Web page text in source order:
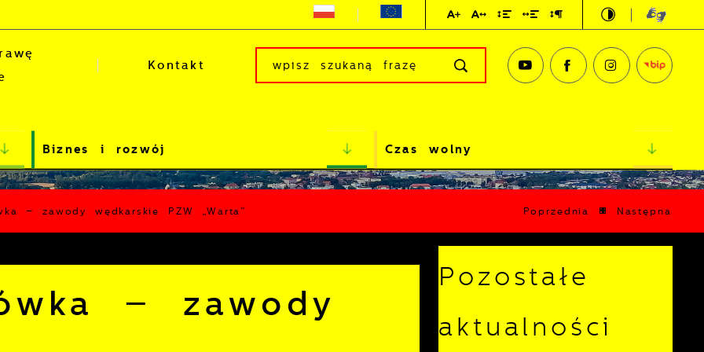
Kontakt
Biznes i rozwój Czas wolny
– zawody wędkarskie PZW „Warta” Poprzednia Następna
– zawody
Pozostałe
aktualności